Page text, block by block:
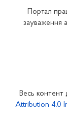
Закарпатське
Запорізьке
Портал
зауваження
Весь контент
Attribution 4.0